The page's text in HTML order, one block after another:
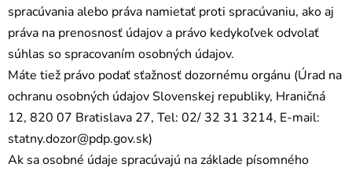
spracúvania alebo práva namietať proti spracúvaniu, ako aj
práva na prenosnosť údajov a právo kedykoľvek odvolať
súhlas so spracovaním osobných údajov.
Máte tiež právo podať sťažnosť dozornému orgánu (Úrad na
ochranu osobných údajov Slovenskej republiky, Hraničná
12, 820 07 Bratislava 27, Tel: 02/ 32 31 3214, E-mail:
statny.dozor@pdp.gov.sk)
Ak sa osobné údaje spracúvajú na základe písomného